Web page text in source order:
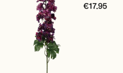
€17.95